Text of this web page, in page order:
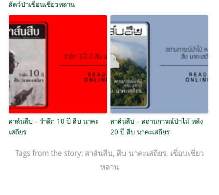
สัตว์ป่าเขื่อนเชี่ยวหลาน
สาส์นสืบ – รำลึก 10 ปี สืบ นาคะ
เสถียร
สาส์นสืบ – สถานการณ์ป่าไม้ หลัง
20 ปี สืบ นาคะเสถียร
Tags from the story: สาส์นสืบ, สืบ นาคะเสถียร, เขื่อนเชี่ยว
หลาน